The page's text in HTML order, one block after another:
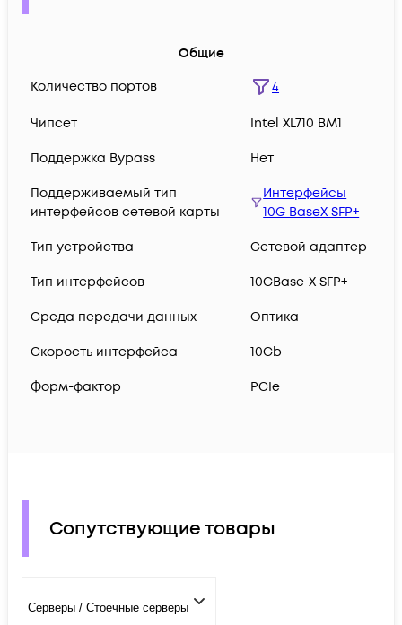
Общие
Количество портов
4
Чипсет Intel XL710 BM1
Поддержка Bypass Нет
Поддерживаемый тип
интерфейсов сетевой карты
Интерфейсы
10G BaseX SFP+
Тип устройства Сетевой адаптер
Тип интерфейсов 10GBase-X SFP+
Среда передачи данных Оптика
Скорость интерфейса 10Gb
Форм-фактор PCIe
Сопутствующие товары
Серверы / Стоечные серверы